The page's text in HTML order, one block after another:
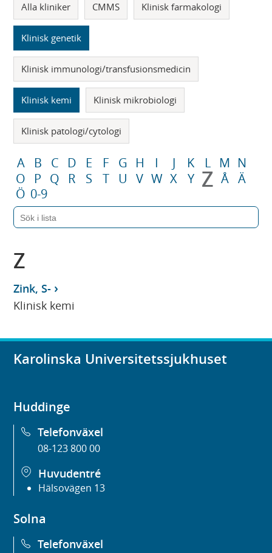
Alla kliniker CMMS Klinisk farmakologi
Klinisk genetik
Klinisk immunologi/transfusionsmedicin
Klinisk kemi Klinisk mikrobiologi
Klinisk patologi/cytologi
A B C D E F G H I J K L M N
O
P Q R S T U V W X Y Z Å Ä
Ö 0-9
Z
Zink, S-
Klinisk kemi
Karolinska Universitetssjukhuset
Huddinge
Telefonväxel
08-123 800 00
Huvudentré
Hälsovägen 13
Solna
Telefonväxel